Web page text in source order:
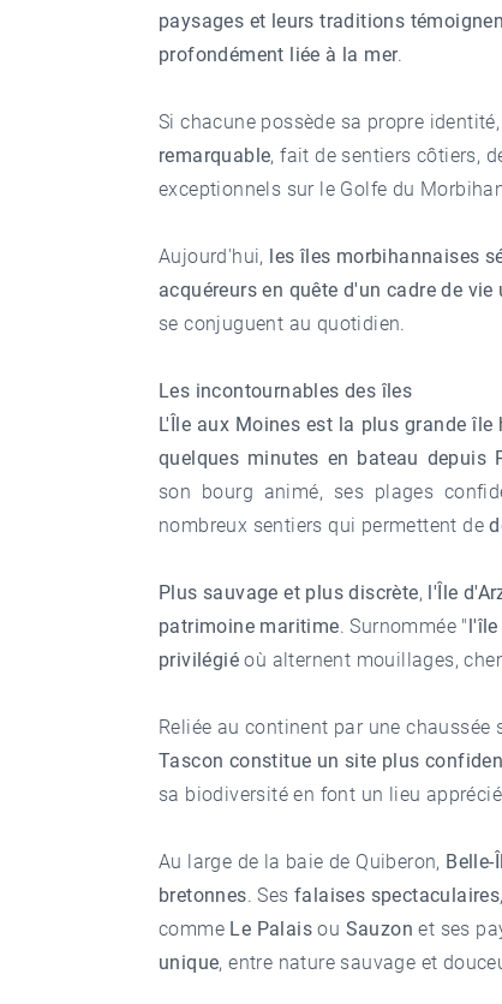
paysages et leurs traditions
profondément liée à la mer.
Si chacune possède sa propre
remarquable, fait de sentiers côtiers,
exceptionnels sur le Golfe du
Aujourd'hui, les îles morbihannaises
acquéreurs en quête d'un cadre de vie
se conjuguent au quotidien.
Les incontournables des îles
L'Île aux Moines est la plus grande île
quelques minutes en bateau depuis
son bourg animé, ses plages
nombreux sentiers qui permettent de
Plus sauvage et plus discrète, l'Île
patrimoine maritime. Surnommée "l'île
privilégié où alternent mouillages,
Reliée au continent par une
Tascon constitue un site plus
sa biodiversité en font un lieu
Au large de la baie de Quiberon, Belle-
bretonnes. Sesfalaises spectaculaires
comme Le Palaisou Sauzonet ses
unique, entre nature sauvage et